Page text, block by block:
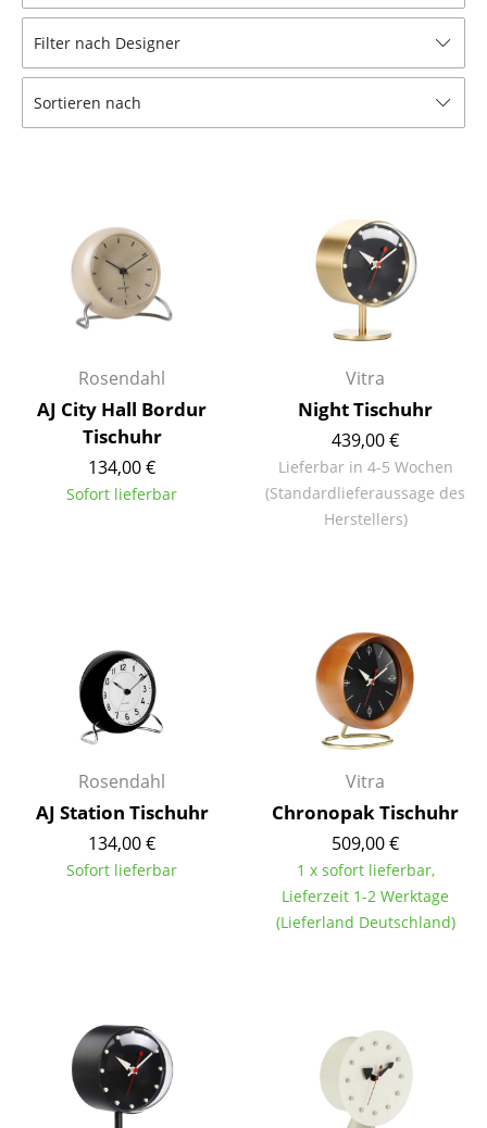
Bänke & Liegen
Sitzsäcke
Schaukelstühle
Bürodrehstühle
Konferenzstühle
Bürosessel
Einzelteile
... alle Sitzmöbel
Couchtische
Schreibtische
Sekretäre & PC-Tische
Konferenztische
Stehtische & Stehpulte
Kindertische
... alle Tische
Aufbewahren
Filter nach Designer
Sortieren nach
Rosendahl
AJ City Hall Bordur
Tischuhr
134,00 €
Sofort lieferbar
Vitra
Night Tischuhr
439,00 €
Lieferbar in 4-5 Wochen
(Standardlieferaussage des
Herstellers)
Rosendahl
AJ Station Tischuhr
134,00 €
Sofort lieferbar
Vitra
Chronopak Tischuhr
509,00 €
1 x sofort lieferbar,
Lieferzeit 1-2 Werktage
(Lieferland Deutschland)